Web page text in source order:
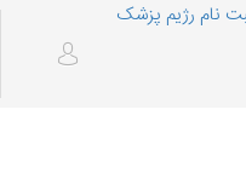
نام رژیم پزشک